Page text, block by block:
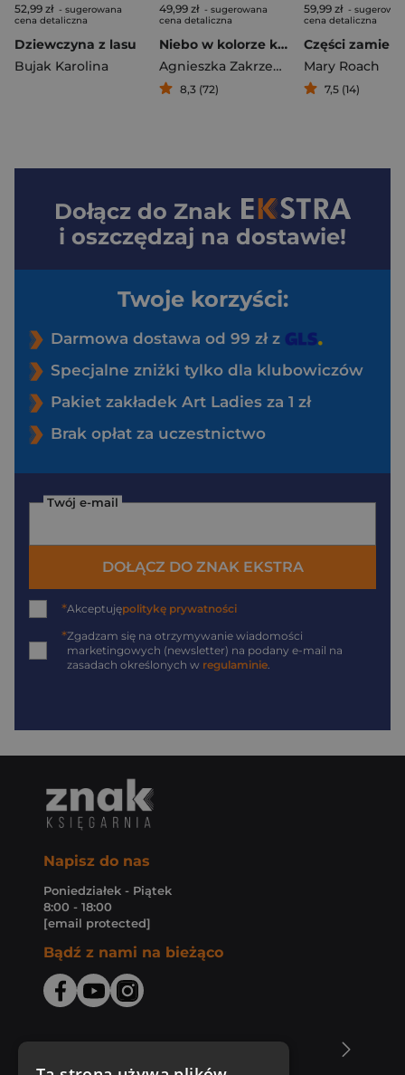
52,99 zł - sugerowana
cena detaliczna
Dziewczyna z lasu
Bujak Karolina
49,99 zł - sugerowana
cena detaliczna
Niebo w kolorze kaliny
Agnieszka Zakrzewska
8,3 (72)
59,99 zł -
cena detaliczna
Mary Roach
7,5 (14)
Dołącz do Znak
i oszczędzaj na dostawie!
Twoje korzyści:
Darmowa dostawa od 99 zł z
Specjalne zniżki tylko dla klubowiczów
Pakiet zakładek Art Ladies za 1 zł
Brak opłat za uczestnictwo
Twój e-mail
DOŁĄCZ DO ZNAK EKSTRA
*Akceptujępolitykę prywatności
*Zgadzam się na otrzymywanie wiadomości
marketingowych (newsletter) na podany e-mail na
zasadach określonych w regulaminie
Napisz do nas
Poniedziałek - Piątek
8:00 - 18:00
[email protected]
Bądź z nami na bieżąco